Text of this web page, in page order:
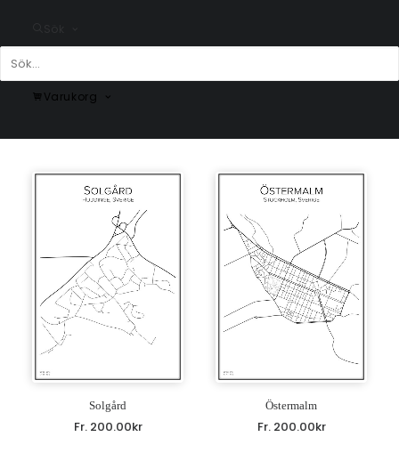
VarukorgHjorthagen
Solgård
Fr. 200.00kr
Östermalm
Fr. 200.00kr